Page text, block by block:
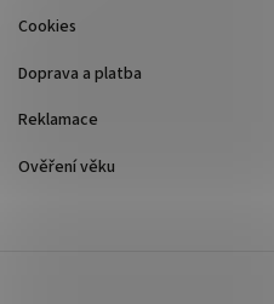
Cookies
Doprava a platba
Reklamace
Ověření věku